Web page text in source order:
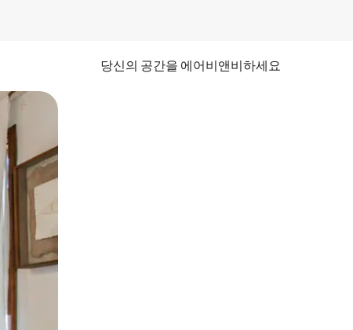
당신의 공간을 에어비앤비하세요